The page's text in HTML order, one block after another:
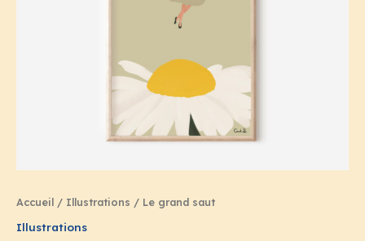
Accueil / Illustrations / Le grand saut
Illustrations
15,00€
29,00€